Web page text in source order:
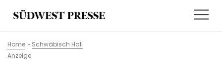
Home » Schwäbisch Hall
Anzeige